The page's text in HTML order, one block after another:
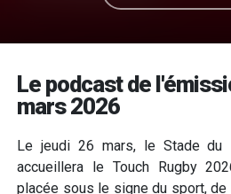
Le podcast de
mars 2026
Le jeudi 26 mars, le Stade du
accueillera le Touch Rugby
placée sous le signe du sport,